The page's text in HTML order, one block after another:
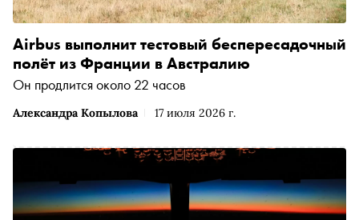
Александра Копылова 17 июля 2026 г.
Airbus выполнит тестовый беспересадочный
полёт из Франции в Австралию
Он продлится около 22 часов